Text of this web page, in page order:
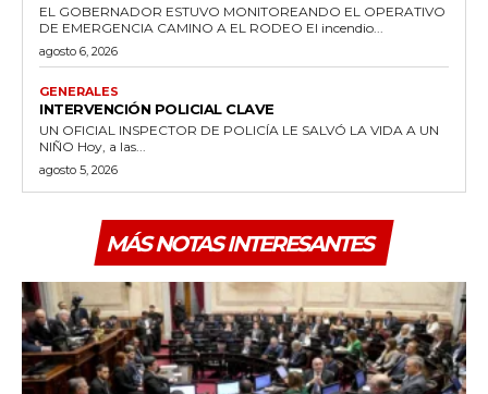
EL GOBERNADOR ESTUVO MONITOREANDO EL OPERATIVO
DE EMERGENCIA CAMINO A EL RODEO El incendio...
agosto 6, 2026
GENERALES
INTERVENCIÓN POLICIAL CLAVE
UN OFICIAL INSPECTOR DE POLICÍA LE SALVÓ LA VIDA A UN
NIÑO Hoy, a las...
agosto 5, 2026
MÁS NOTAS INTERESANTES